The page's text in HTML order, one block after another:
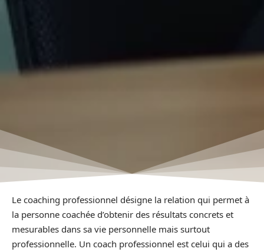
Le coaching professionnel désigne la relation qui permet à
la personne coachée d’obtenir des résultats concrets et
mesurables dans sa vie personnelle mais surtout
professionnelle. Un coach professionnel est celui qui a des